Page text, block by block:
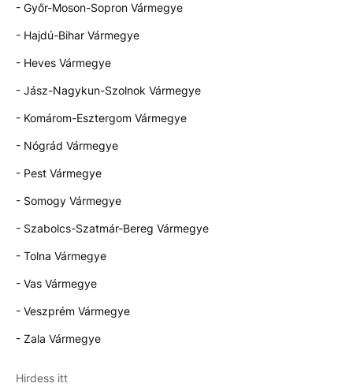
- Győr-Moson-Sopron Vármegye
- Hajdú-Bihar Vármegye
- Heves Vármegye
- Jász-Nagykun-Szolnok Vármegye
- Komárom-Esztergom Vármegye
- Nógrád Vármegye
- Pest Vármegye
- Somogy Vármegye
- Szabolcs-Szatmár-Bereg Vármegye
- Tolna Vármegye
- Vas Vármegye
- Veszprém Vármegye
- Zala Vármegye
Hirdess itt